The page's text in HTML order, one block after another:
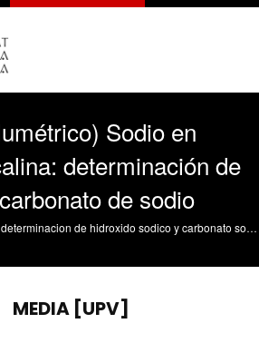
Sodio en
determinación de
de sodio
Se explica y visualiza la determinacion de hidroxido sodico y carbonato sodico en aguas realizando su valoración y cálculos de la determinación Soriano Soto, MD. (2015). (Método volumétrico) Sodio en solución alcalina: determinación de hidróxido y carbonato de sodio. Universitat Politècnica de València. https://riunet.upv.es/handle/10251/53755